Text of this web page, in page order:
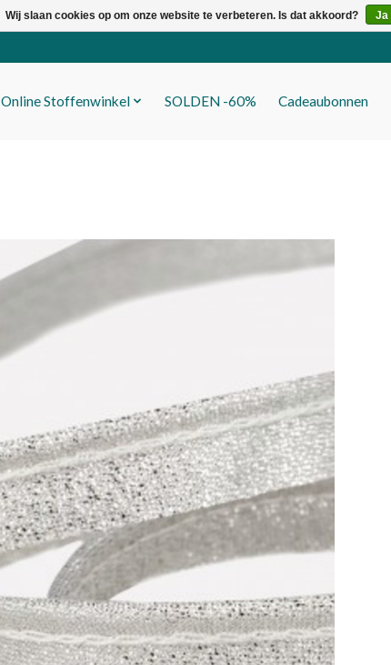
Online Stoffenwinkel SOLDEN -60% Cadeaubonnen
Wij slaan cookies op om onze website te verbeteren. Is dat akkoord? Ja